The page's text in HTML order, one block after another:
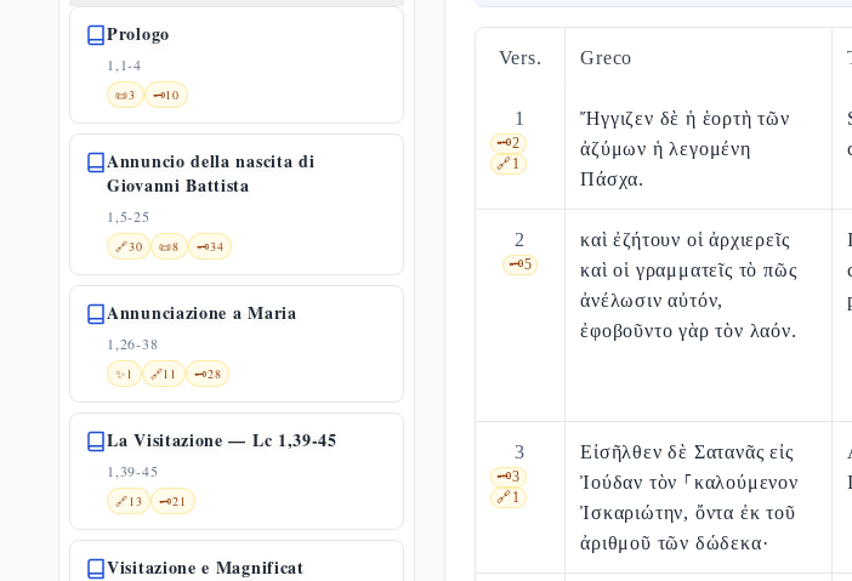
Prologo
1,1-4
📜3 🗝️10
Annuncio della nascita di
Giovanni Battista
1,5-25
🔗30 📜8 🗝️34
Annunciazione a Maria
1,26-38
✨1 🔗11 🗝️28
La Visitazione — Lc 1,39-45
1,39-45
🔗13 🗝️21
Visitazione e Magnificat
Vers. Greco
1
🗝️2
🔗1
Ἤγγιζεν δὲ ἡ ἑορτὴ τῶν
ἀζύμων ἡ λεγομένη
Πάσχα.
2
🗝️5
καὶ ἐζήτουν οἱ ἀρχιερεῖς
καὶ οἱ γραμματεῖς τὸ πῶς
ἀνέλωσιν αὐτόν,
ἐφοβοῦντο γὰρ τὸν λαόν.
3
🗝️3
🔗1
Εἰσῆλθεν δὲ Σατανᾶς εἰς
Ἰούδαν τὸν ⸀καλούμενον
Ἰσκαριώτην, ὄντα ἐκ τοῦ
ἀριθμοῦ τῶν δώδεκα·